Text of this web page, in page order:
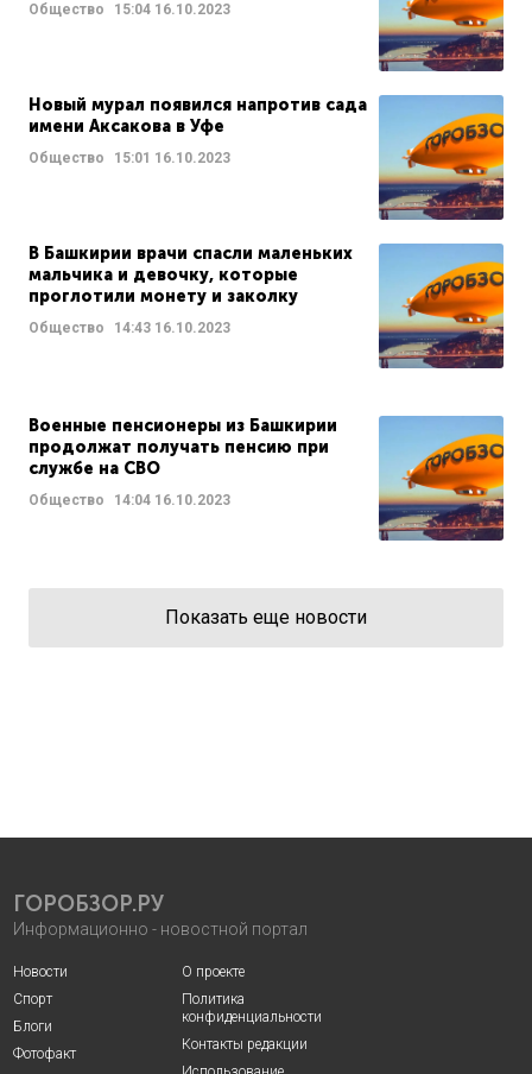
Общество 15:04 16.10.2023
Новый мурал появился напротив сада
имени Аксакова в Уфе
Общество 15:01 16.10.2023
В Башкирии врачи спасли маленьких
мальчика и девочку, которые
проглотили монету и заколку
Общество 14:43 16.10.2023
Военные пенсионеры из Башкирии
продолжат получать пенсию при
службе на СВО
Общество 14:04 16.10.2023
Показать еще новости
ГОРОБЗОР.РУ
Информационно - новостной портал
Новости
Спорт
Блоги
Фотофакт
О проекте
Политика
конфиденциальности
Контакты редакции